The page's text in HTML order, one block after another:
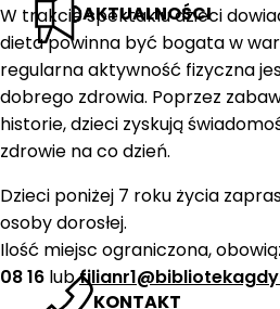
AKTUALNOŚCI
KONTAKT
W trakcie spektaklu dzieci
dieta powinna być bogata w
regularna aktywność fizyczna
dobrego zdrowia. Poprzez
historie, dzieci zyskują
zdrowie na co dzień.
Dzieci poniżej 7 roku życia
osoby dorosłej.
Ilość miejsc ograniczona,
08 16 lub